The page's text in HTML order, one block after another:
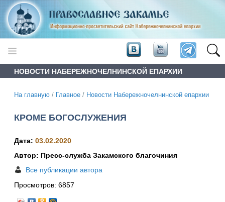
НОВОСТИ НАБЕРЕЖНОЧЕЛНИНСКОЙ ЕПАРХИИ
На главную / Главное / Новости Набережночелнинской епархии
КРОМЕ БОГОСЛУЖЕНИЯ
Дата: 03.02.2020
Автор: Пресс-служба Закамского благочиния
Все публикации автора
Просмотров: 6857